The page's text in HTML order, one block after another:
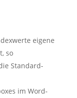
eigene
so
Standard-
im Word-